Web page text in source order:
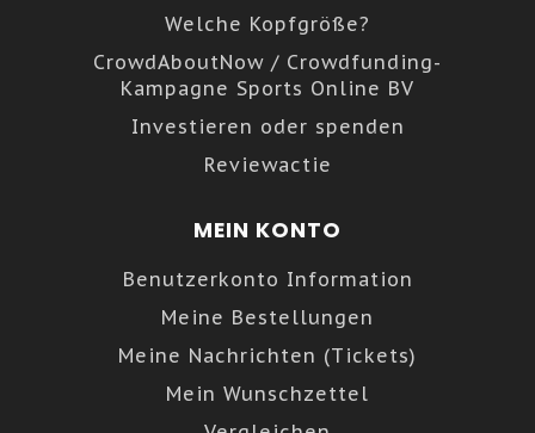
Welche Kopfgröße?
CrowdAboutNow / Crowdfunding-
Kampagne Sports Online BV
Investieren oder spenden
Reviewactie
MEIN KONTO
Benutzerkonto Information
Meine Bestellungen
Meine Nachrichten (Tickets)
Mein Wunschzettel